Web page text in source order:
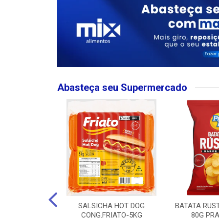
Abasteça seu Supermercado
SALSICHA HOT DOG
CONG.FRIATO-5KG
BATATA
80G